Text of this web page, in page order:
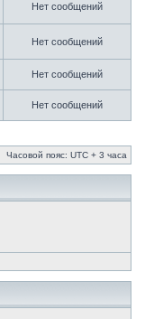
Нет сообщений
Нет сообщений
Нет сообщений
Нет сообщений
Часовой пояс: UTC + 3 часа